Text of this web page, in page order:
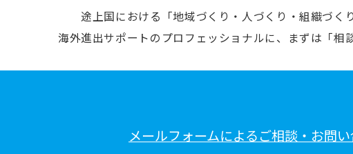
途上国における「地域づくり・人づくり・組織づく
海外進出サポートのプロフェッショナルに、まずは「相
メールフォームによるご相談・お問